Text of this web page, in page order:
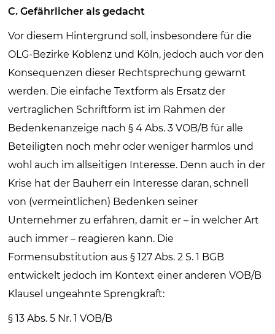
C. Gefährlicher als gedacht
Vor diesem Hintergrund soll, insbesondere für die
OLG-Bezirke Koblenz und Köln, jedoch auch vor den
Konsequenzen dieser Rechtsprechung gewarnt
werden. Die einfache Textform als Ersatz der
vertraglichen Schriftform ist im Rahmen der
Bedenkenanzeige nach § 4 Abs. 3 VOB/B für alle
Beteiligten noch mehr oder weniger harmlos und
wohl auch im allseitigen Interesse. Denn auch in der
Krise hat der Bauherr ein Interesse daran, schnell
von (vermeintlichen) Bedenken seiner
Unternehmer zu erfahren, damit er – in welcher Art
auch immer – reagieren kann. Die
Formensubstitution aus § 127 Abs. 2 S. 1 BGB
entwickelt jedoch im Kontext einer anderen VOB/B
Klausel ungeahnte Sprengkraft:
§ 13 Abs. 5 Nr. 1 VOB/B